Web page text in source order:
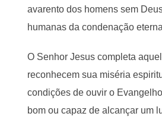
avarento dos homens sem
humanas da condenação
O Senhor Jesus completa
reconhecem sua miséria
condições de ouvir o
bom ou capaz de alcançar um